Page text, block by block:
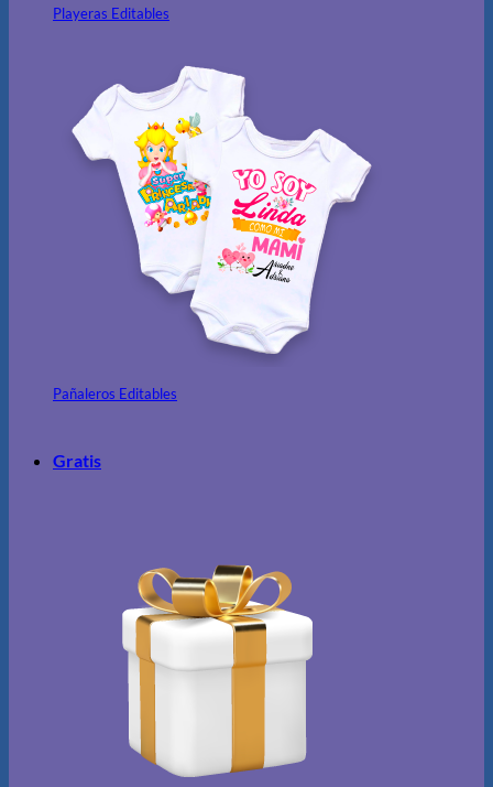
Playeras Editables
Pañaleros Editables
Gratis